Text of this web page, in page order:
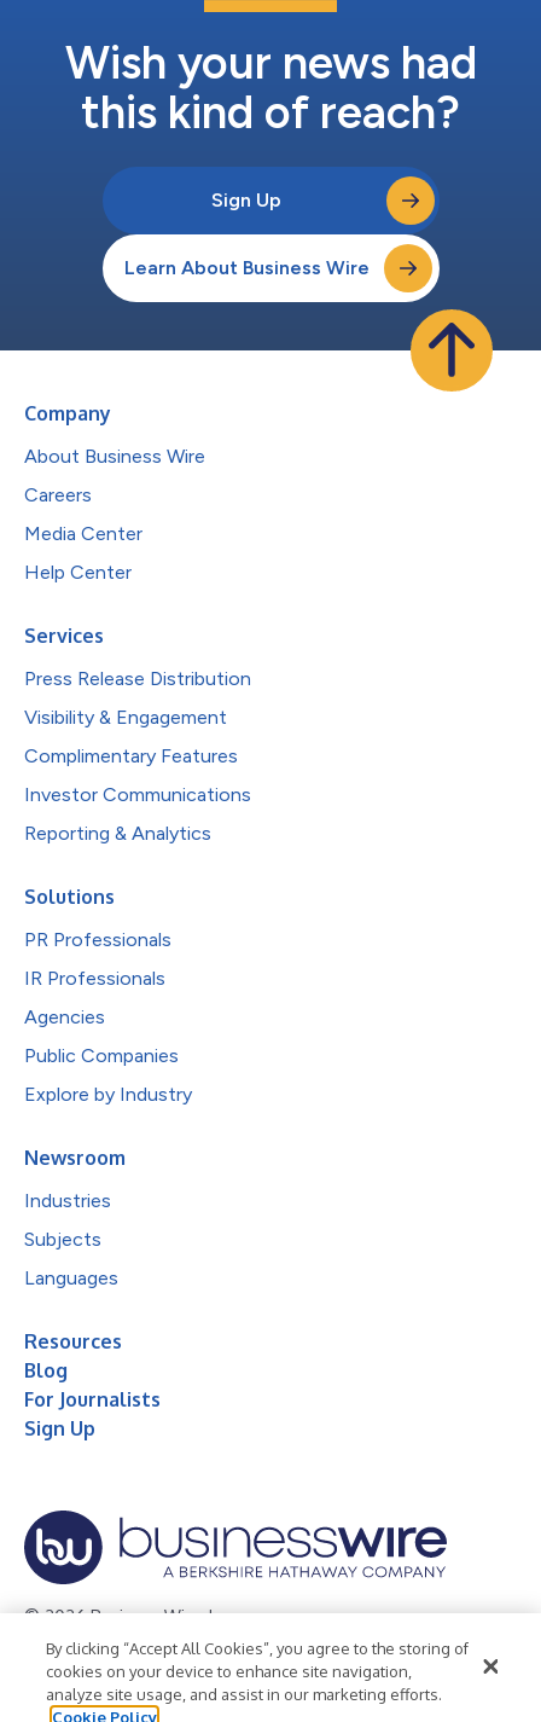
Wish your news had
this kind of reach?
Sign Up
Learn About Business Wire
Company
About Business Wire
Careers
Media Center
Help Center
Services
Press Release Distribution
Visibility & Engagement
Complimentary Features
Investor Communications
Reporting & Analytics
Solutions
PR Professionals
IR Professionals
Agencies
Public Companies
Explore by Industry
Newsroom
Industries
Subjects
Languages
Resources
Blog
For Journalists
Sign Up
© 2026 Business Wire, Inc.
Privacy Policy Cookie Policy
Accessibility Statement
Terms of Use
Legal
By clicking “Accept All Cookies”, you agree to the storing of
cookies on your device to enhance site navigation,
analyze site usage, and assist in our marketing efforts.
Cookie Policy